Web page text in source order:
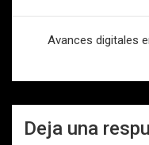
entradas
Avances digitales
Deja una